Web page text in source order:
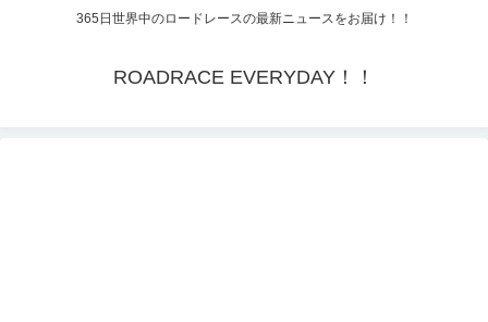
365日世界中のロードレースの最新ニュースをお届け！！
ROADRACE EVERYDAY！！